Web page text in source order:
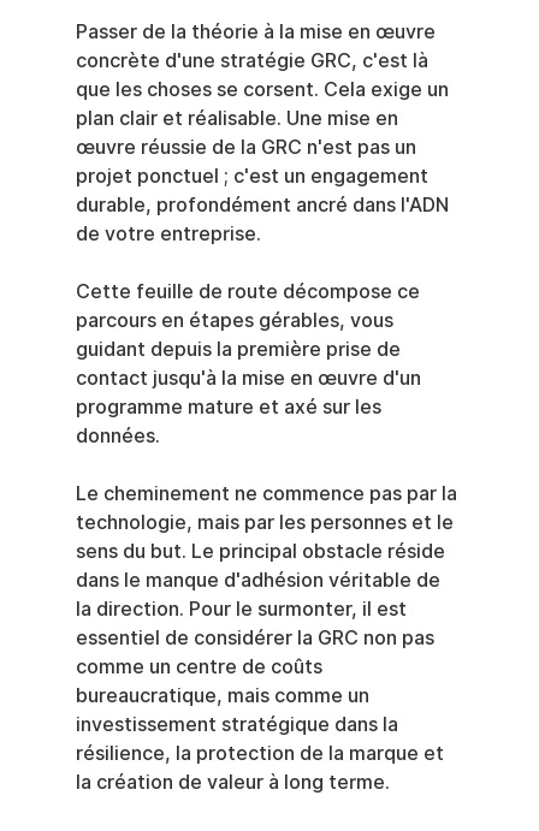
Passer de la théorie à la mise en œuvre
concrète d'une stratégie GRC, c'est là
que les choses se corsent. Cela exige un
plan clair et réalisable. Une mise en
œuvre réussie de la GRC n'est pas un
projet ponctuel ; c'est un engagement
durable, profondément ancré dans l'ADN
de votre entreprise.
Cette feuille de route décompose ce
parcours en étapes gérables, vous
guidant depuis la première prise de
contact jusqu'à la mise en œuvre d'un
programme mature et axé sur les
données.
Le cheminement ne commence pas par la
technologie, mais par les personnes et le
sens du but. Le principal obstacle réside
dans le manque d'adhésion véritable de
la direction. Pour le surmonter, il est
essentiel de considérer la GRC non pas
comme un centre de coûts
bureaucratique, mais comme un
investissement stratégique dans la
résilience, la protection de la marque et
la création de valeur à long terme.